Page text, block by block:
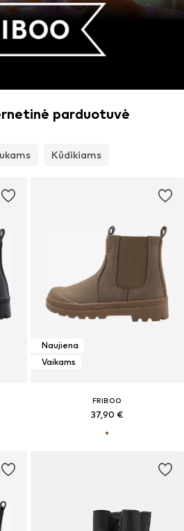
parduotuvė
Kūdikiams
Naujiena
Vaikams
FRIBOO
37,90 €